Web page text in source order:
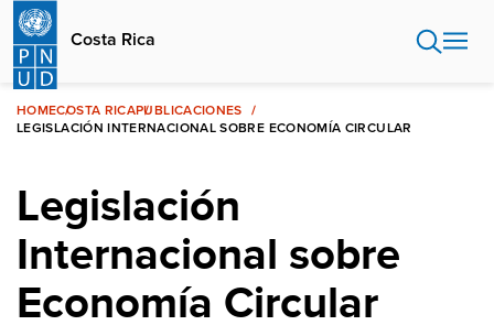
Pasar
contenido
principal
Costa Rica
HOMECOSTA RICAPUBLICACIONES
LEGISLACIÓN INTERNACIONAL SOBRE ECONOMÍA CIRCULAR
Legislación
Internacional sobre
Economía Circular